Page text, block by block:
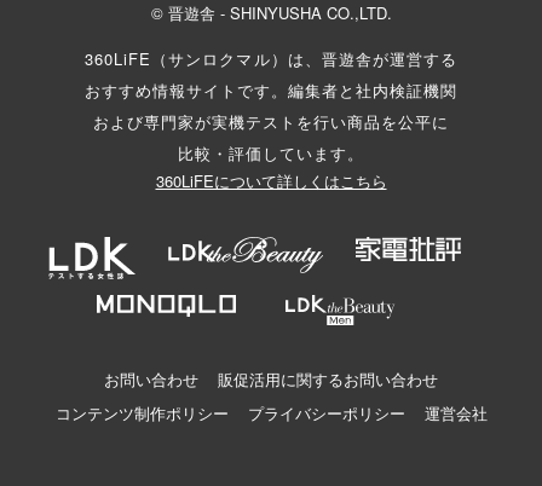
© 晋遊舎 - SHINYUSHA CO.,LTD.
360LiFE（サンロクマル）は、晋遊舎が運営する
おすすめ情報サイトです。編集者と社内検証機関
および専門家が実機テストを行い商品を公平に
比較・評価しています。
360LiFEについて詳しくはこちら
お問い合わせ
販促活用に関するお問い合わせ
コンテンツ制作ポリシー
プライバシーポリシー 運営会社